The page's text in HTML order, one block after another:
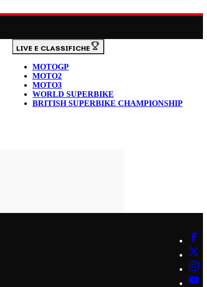
LIVE E CLASSIFICHE
MOTOGP
MOTO2
MOTO3
WORLD SUPERBIKE
BRITISH SUPERBIKE CHAMPIONSHIP